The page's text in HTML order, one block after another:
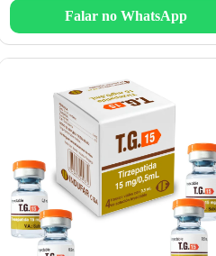
Falar no WhatsApp